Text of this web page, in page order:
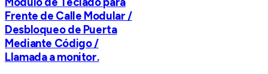
Frente de Calle Modular /
Desbloqueo de Puerta
Mediante Código /
Llamada a monitor.